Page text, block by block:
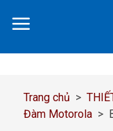
đến
dung
Trang chủ >
Đàm Motorola >